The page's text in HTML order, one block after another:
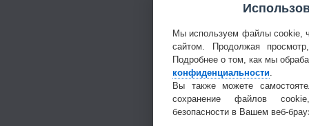
Мы используем файлы cookie,
сайтом. Продолжая
Подробнее о том, как мы
конфиденциальности
Вы также можете
сохранение файлов
безопасности в Вашем веб-